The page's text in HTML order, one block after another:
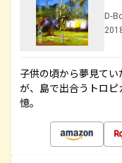
D-
子供の頃から夢見て
が、島で出合うトロ
憶。